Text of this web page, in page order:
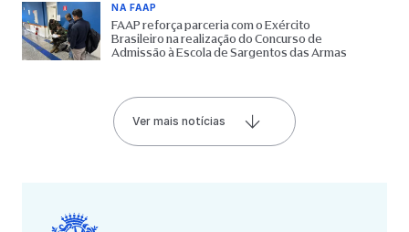
NA FAAP
FAAP reforça parceria com o Exército
Brasileiro na realização do Concurso de
Admissão à Escola de Sargentos das Armas
Ver mais notícias